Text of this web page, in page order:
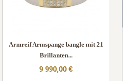
Armreif Armspange bangle mit 21
Brillanten...
9 990,00 €